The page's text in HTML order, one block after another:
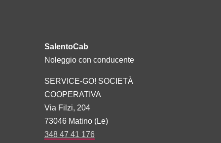
SalentoCab
Noleggio con conducente
SERVICE-GO! SOCIETÀ
COOPERATIVA
Via Filzi, 204
73046 Matino (Le)
348 47 41 176